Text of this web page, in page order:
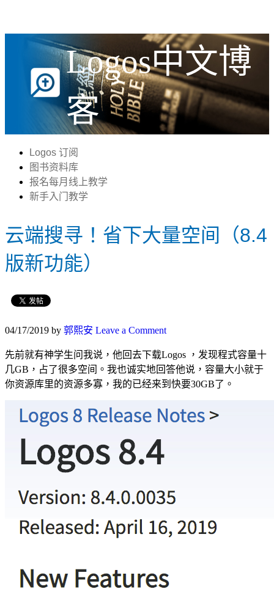
Logos中文博
客
Logos 订阅
图书资料库
报名每月线上教学
新手入门教学
云端搜寻！省下大量空间（8.4
版新功能）
04/17/2019 by 郭熙安 Leave a Comment
先前就有神学生问我说，他回去下载Logos ，发现程式容量十
几GB，占了很多空间。我也诚实地回答他说，容量大小就于
你资源库里的资源多寡，我的已经来到快要30GB了。